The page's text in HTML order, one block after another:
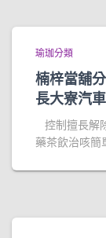
瑜珈分類
楠梓當舖
長大寮汽
控制擅長解
藥茶飲治咳簡